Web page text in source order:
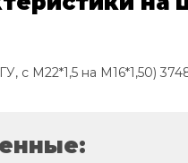
с М22*1,5 на М16*1,50)